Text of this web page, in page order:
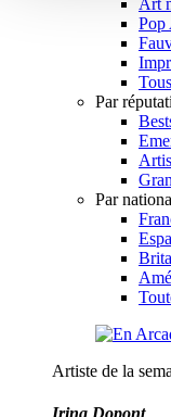
Pop
Par
Par
Artiste de la
Irina Dopont